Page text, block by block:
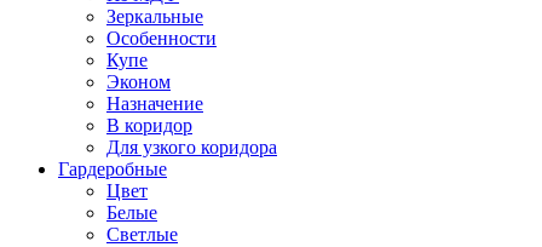
Зеркальные
Особенности
Купе
Эконом
Назначение
В коридор
Для узкого коридора
Гардеробные
Цвет
Белые
Светлые